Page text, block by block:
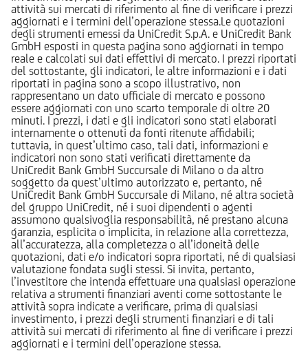
attività sui mercati di riferimento al fine di verificare i prezzi
aggiornati e i termini dell’operazione stessa.Le quotazioni
degli strumenti emessi da UniCredit S.p.A. e UniCredit Bank
GmbH esposti in questa pagina sono aggiornati in tempo
reale e calcolati sui dati effettivi di mercato. I prezzi riportati
del sottostante, gli indicatori, le altre informazioni e i dati
riportati in pagina sono a scopo illustrativo, non
rappresentano un dato ufficiale di mercato e possono
essere aggiornati con uno scarto temporale di oltre 20
minuti. I prezzi, i dati e gli indicatori sono stati elaborati
internamente o ottenuti da fonti ritenute affidabili;
tuttavia, in quest’ultimo caso, tali dati, informazioni e
indicatori non sono stati verificati direttamente da
UniCredit Bank GmbH Succursale di Milano o da altro
soggetto da quest’ultimo autorizzato e, pertanto, né
UniCredit Bank GmbH Succursale di Milano, né altra società
del gruppo UniCredit, né i suoi dipendenti o agenti
assumono qualsivoglia responsabilità, né prestano alcuna
garanzia, esplicita o implicita, in relazione alla correttezza,
all’accuratezza, alla completezza o all’idoneità delle
quotazioni, dati e/o indicatori sopra riportati, né di qualsiasi
valutazione fondata sugli stessi. Si invita, pertanto,
l’investitore che intenda effettuare una qualsiasi operazione
relativa a strumenti finanziari aventi come sottostante le
attività sopra indicate a verificare, prima di qualsiasi
investimento, i prezzi degli strumenti finanziari e di tali
attività sui mercati di riferimento al fine di verificare i prezzi
aggiornati e i termini dell’operazione stessa.